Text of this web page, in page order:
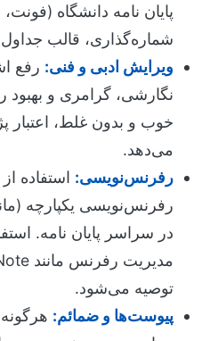
پایان نامه دانشگاه
شماره‌گذاری، قالب
ویرایش ادبی و فنی: رفع
نگارشی، گرامری و
خوب و بدون غلط،
می‌دهد.
رفرنس‌نویسی: استفاده
در سراسر پایان نامه.
توصیه می‌شود.
پیوست‌ها و ضمائم: